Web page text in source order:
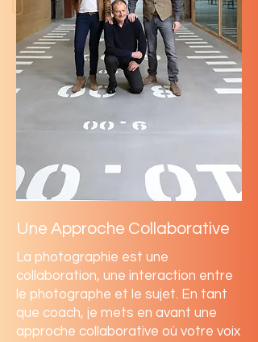
Une Approche Collaborative
La photographie est une
collaboration, une interaction entre
le photographe et le sujet. En tant
que coach, je mets en avant une
approche collaborative où votre voix